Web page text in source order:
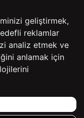
geliştirmek,
reklamlar
analiz etmek ve
anlamak için